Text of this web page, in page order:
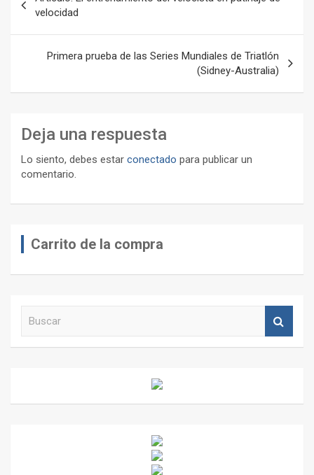
de
entradas
velocidad
Primera prueba de las Series Mundiales de Triatlón
(Sidney-Australia)
Deja una respuesta
Lo siento, debes estar conectado para publicar un
comentario.
Carrito de la compra